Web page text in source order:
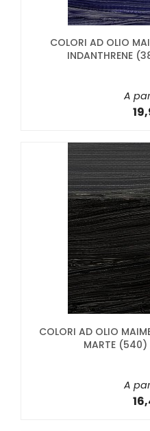
COLORI AD OLIO
INDANTHRENE
A
COLORI AD OLIO
MARTE (540)
A